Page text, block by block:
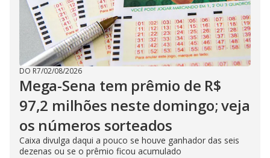
DO R7/02/08/2026
Mega-Sena tem prêmio de R$
97,2 milhões neste domingo; veja
os números sorteados
Caixa divulga daqui a pouco se houve ganhador das seis
dezenas ou se o prêmio ficou acumulado